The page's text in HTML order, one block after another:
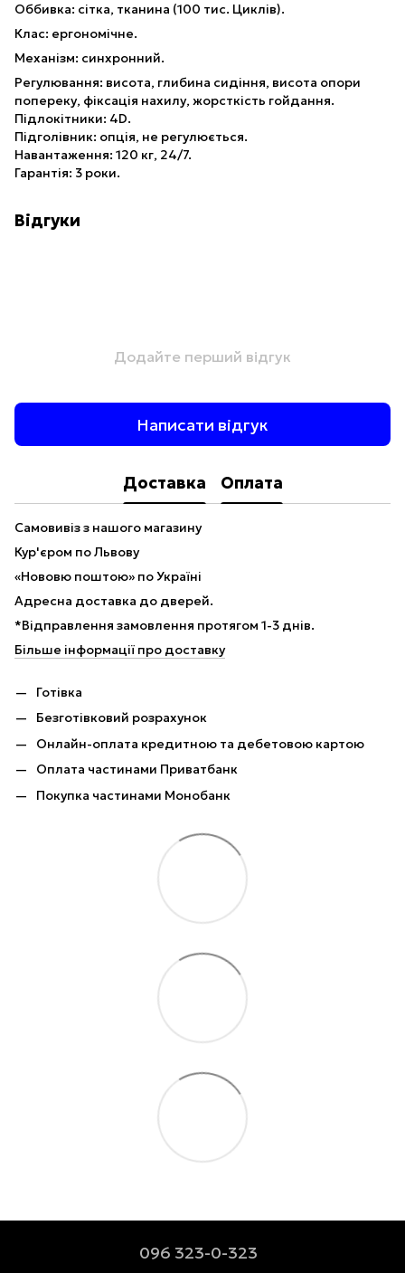
Оббивка: сітка, тканина (100 тис. Циклів).
Клас: ергономічне.
Механізм: синхронний.
Регулювання: висота, глибина сидіння, висота опори
попереку, фіксація нахилу, жорсткість гойдання.
Підлокітники: 4D.
Підголівник: опція, не регулюється.
Навантаження: 120 кг, 24/7.
Гарантія: 3 роки.
Відгуки
Додайте перший відгук
Написати відгук
Доставка Оплата
Самовивіз з нашого магазину
Кур'єром по Львову
«Нововю поштою» по Україні
Адресна доставка до дверей.
*Відправлення замовлення протягом 1-3 днів.
Більше інформації про доставку
Готівка
Безготівковий розрахунок
Онлайн-оплата кредитною та дебетовою картою
Оплата частинами Приватбанк
Покупка частинами Монобанк
096 323-0-323